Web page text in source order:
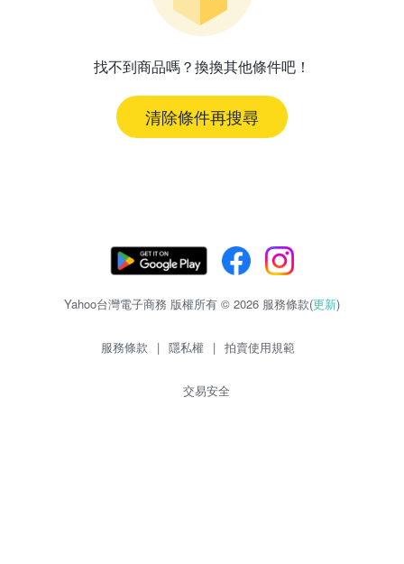
找不到商品嗎？換換其他條件吧！
清除條件再搜尋
Yahoo台灣電子商務 版權所有 © 2026 服務條款(更新)
服務條款 | 隱私權 | 拍賣使用規範
交易安全